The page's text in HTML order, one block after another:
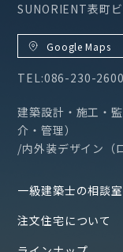
SUNORIENT表町
Google Maps
TEL:086-230-
建築設計・施工・
介・管理）
/内外装デザイン（
一級建築士の相談室
注文住宅について